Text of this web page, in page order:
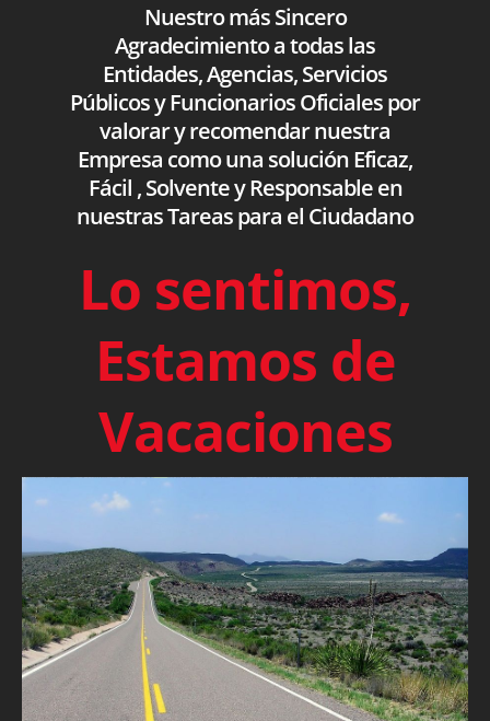
Nuestro más Sincero
Agradecimiento a todas las
Entidades, Agencias, Servicios
Públicos y Funcionarios Oficiales por
valorar y recomendar nuestra
Empresa como una solución Eficaz,
Fácil , Solvente y Responsable en
nuestras Tareas para el Ciudadano
Lo sentimos,
Estamos de
Vacaciones